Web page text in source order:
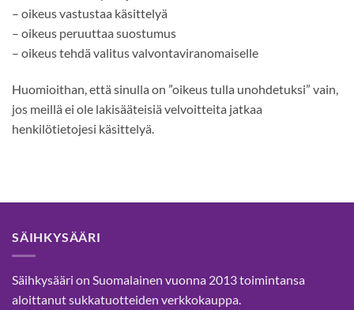
– oikeus vastustaa käsittelyä
– oikeus peruuttaa suostumus
– oikeus tehdä valitus valvontaviranomaiselle
Huomioithan, että sinulla on ”oikeus tulla unohdetuksi” vain,
jos meillä ei ole lakisääteisiä velvoitteita jatkaa
henkilötietojesi käsittelyä.
SÄIHKYSÄÄRI
Säihkysääri on Suomalainen vuonna 2013 toimintansa
aloittanut sukkatuotteiden verkkokauppa.